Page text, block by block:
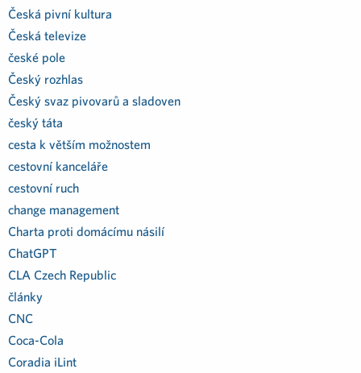
Česká pivní kultura
Česká televize
české pole
Český rozhlas
Český svaz pivovarů a sladoven
český táta
cesta k větším možnostem
cestovní kanceláře
cestovní ruch
change management
Charta proti domácímu násilí
ChatGPT
CLA Czech Republic
články
CNC
Coca-Cola
Coradia iLint